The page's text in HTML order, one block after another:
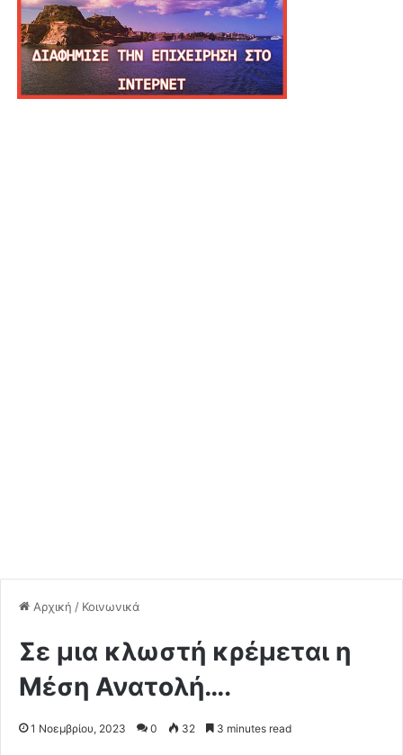
Αρχική / Κοινωνικά
Σε μια κλωστή κρέμεται η
Μέση Ανατολή….
1 Νοεμβρίου, 2023 0 32 3 minutes read